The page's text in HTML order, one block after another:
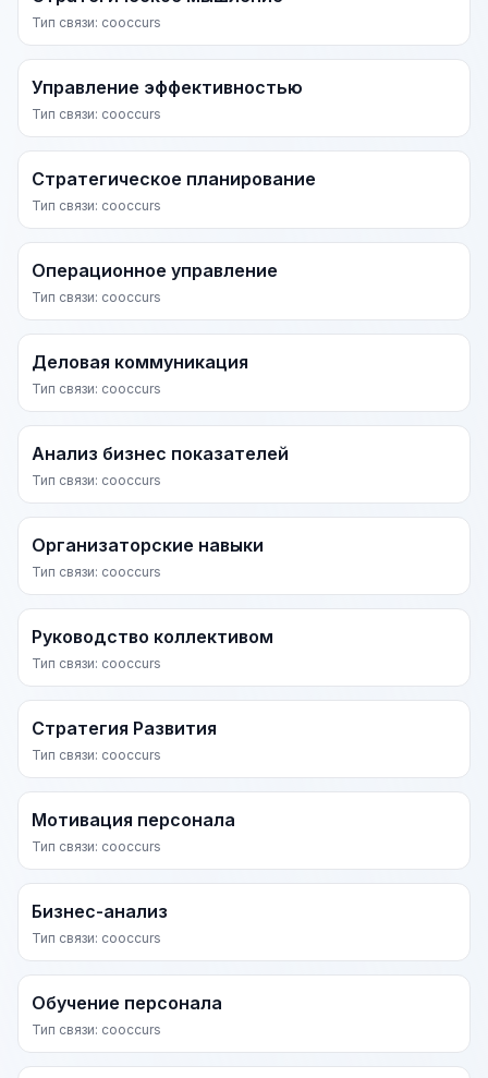
Тип связи: cooccurs
Управление эффективностью
Тип связи: cooccurs
Стратегическое планирование
Тип связи: cooccurs
Операционное управление
Тип связи: cooccurs
Деловая коммуникация
Тип связи: cooccurs
Анализ бизнес показателей
Тип связи: cooccurs
Организаторские навыки
Тип связи: cooccurs
Руководство коллективом
Тип связи: cooccurs
Стратегия Развития
Тип связи: cooccurs
Мотивация персонала
Тип связи: cooccurs
Бизнес-анализ
Тип связи: cooccurs
Обучение персонала
Тип связи: cooccurs